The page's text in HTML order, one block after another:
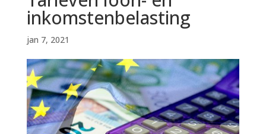
inkomstenbelasting
jan 7, 2021